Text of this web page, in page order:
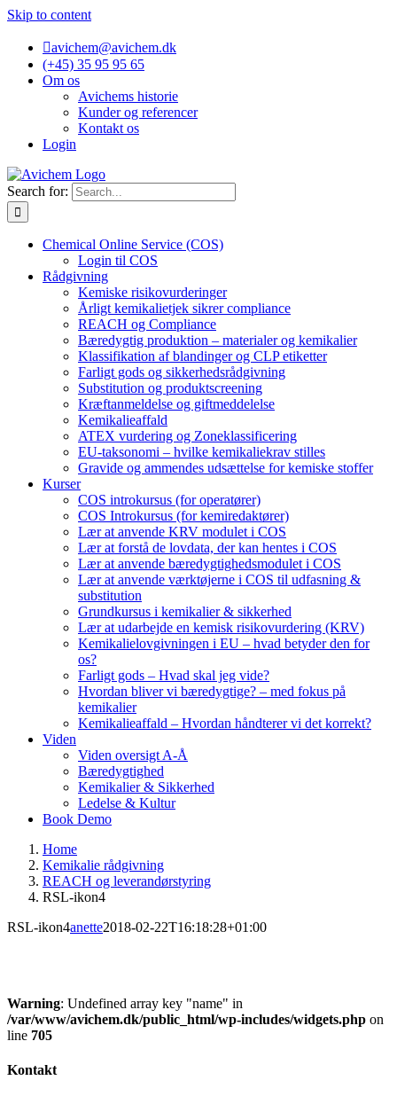
Skip to content
avichem@avichem.dk
(+45) 35 95 95 65
Om os
Avichems historie
Kunder og referencer
Kontakt os
Login
Search for:
Chemical Online Service (COS)
Login til COS
Rådgivning
Kemiske risikovurderinger
Årligt kemikalietjek sikrer compliance
REACH og Compliance
Bæredygtig produktion – materialer og kemikalier
Klassifikation af blandinger og CLP etiketter
Farligt gods og sikkerhedsrådgivning
Substitution og produktscreening
Kræftanmeldelse og giftmeddelelse
Kemikalieaffald
ATEX vurdering og Zoneklassificering
EU-taksonomi – hvilke kemikaliekrav stilles
Gravide og ammendes udsættelse for kemiske stoffer
Kurser
COS introkursus (for operatører)
COS Introkursus (for kemiredaktører)
Lær at anvende KRV modulet i COS
Lær at forstå de lovdata, der kan hentes i COS
Lær at anvende bæredygtighedsmodulet i COS
Lær at anvende værktøjerne i COS til udfasning &
substitution
Grundkursus i kemikalier & sikkerhed
Lær at udarbejde en kemisk risikovurdering (KRV)
Kemikalielovgivningen i EU – hvad betyder den for
os?
Farligt gods – Hvad skal jeg vide?
Hvordan bliver vi bæredygtige? – med fokus på
kemikalier
Kemikalieaffald – Hvordan håndterer vi det korrekt?
Viden
Viden oversigt A-Å
Bæredygtighed
Kemikalier & Sikkerhed
Ledelse & Kultur
Book Demo
Home
Kemikalie rådgivning
REACH og leverandørstyring
RSL-ikon4
RSL-ikon4anette2018-02-22T16:18:28+01:00
Warning: Undefined array key "name" in
/var/www/avichem.dk/public_html/wp-includes/widgets.php on
line 705
Kontakt